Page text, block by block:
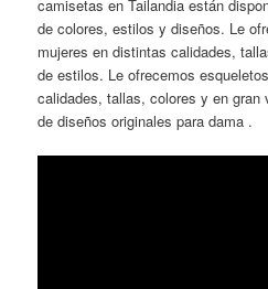
camisetas en Tailandia están
de colores, estilos y diseños. Le
mujeres en distintas calidades,
de estilos. Le ofrecemos
calidades, tallas, colores y en gran
de diseños originales para dama .